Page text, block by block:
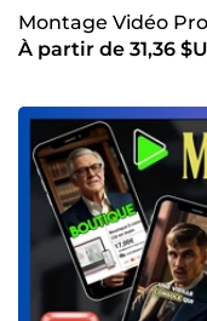
mission comme si
proposition : Au-delà
mes conseils
justesse du prix : Un
la peine. 🤩🤩🤩 MES
AUGMENTER DE
ET DES SOUS-
pas perdre du
direct : ✔️ Pas de
carré, fluide et
mesure pour un
: UN PACK
DE - 15% SUR LE
Montage Vidéo
À partir de 31,36